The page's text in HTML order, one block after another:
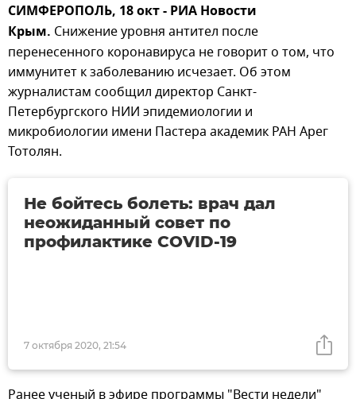
СИМФЕРОПОЛЬ, 18 окт - РИА Новости
Крым. Снижение уровня антител после
перенесенного коронавируса не говорит о том, что
иммунитет к заболеванию исчезает. Об этом
журналистам сообщил директор Санкт-
Петербургского НИИ эпидемиологии и
микробиологии имени Пастера академик РАН Арег
Тотолян.
7 октября 2020, 21:54
Не бойтесь болеть: врач дал
неожиданный совет по
профилактике COVID-19
Ранее ученый в эфире программы "Вести недели"